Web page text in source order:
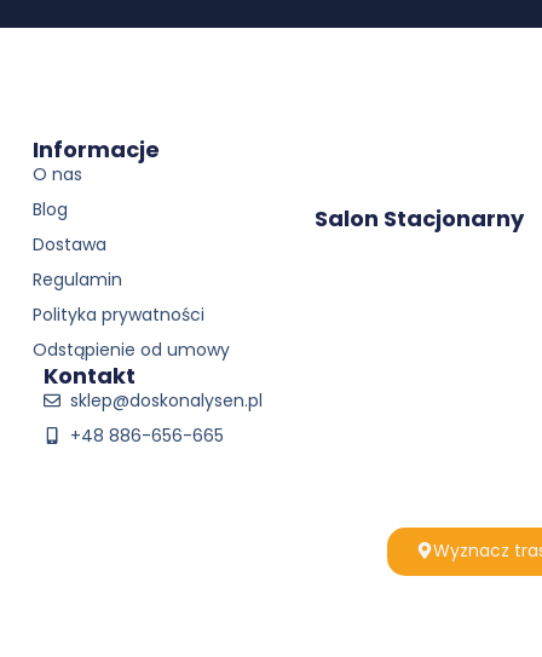
Informacje
O nas
Blog
Dostawa
Regulamin
Polityka prywatności
Odstąpienie od umowy
Kontakt
sklep@doskonalysen.pl
+48 886-656-665
Salon Stacjonarny
Wyznacz